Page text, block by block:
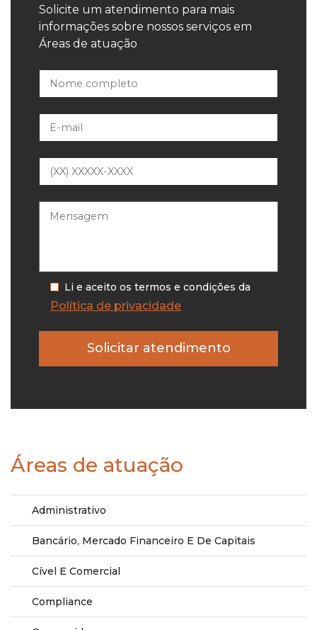
Áreas de atuação
Administrativo
Bancário, Mercado Financeiro E De Capitais
Cível E Comercial
Compliance
Solicite um atendimento para mais
informações sobre nossos serviços em
Áreas de atuação
Li e aceito os termos e condições da
Política de privacidade